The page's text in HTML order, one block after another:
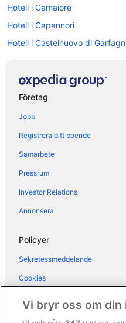
Hotell i Camaiore
Hotell i Capannori
Hotell i Castelnuovo di
Hotell i Coreglia Antelminelli
Hotell i Guamo
Hotell i Lammari
Hotell i Lucca
Hotell i Orentano
Hotell i Partigliano
Hotell i Pian degli Ontani
Hotell i Pian di Novello
Företag
Jobb
Registrera ditt boende
Samarbete
Pressrum
Investor Relations
Annonsera
Policyer
Sekretessmeddelande
Cookies
Vi bryr oss om